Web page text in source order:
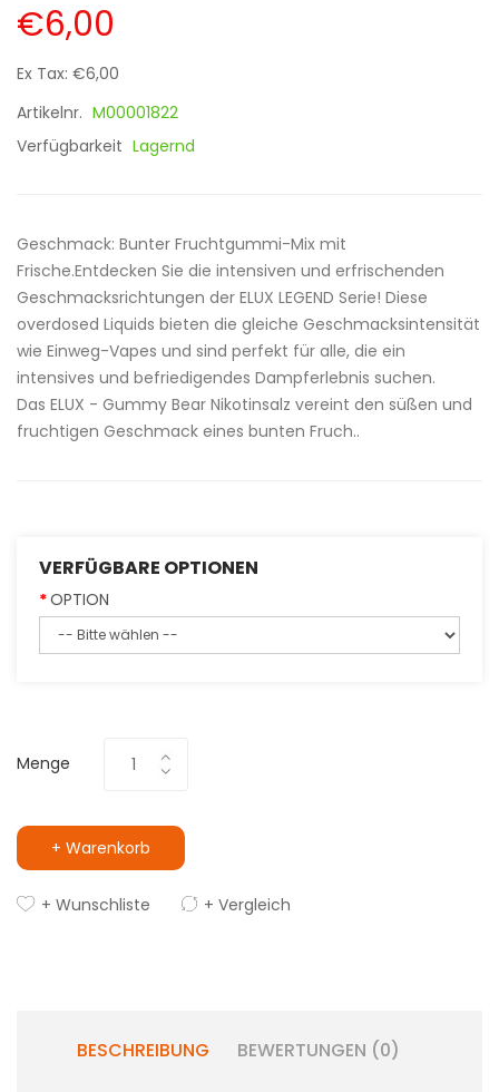
€6,00
Ex Tax: €6,00
Artikelnr. M00001822
Verfügbarkeit Lagernd
Geschmack: Bunter Fruchtgummi-Mix mit
Frische.Entdecken Sie die intensiven und erfrischenden
Geschmacksrichtungen der ELUX LEGEND Serie! Diese
overdosed Liquids bieten die gleiche Geschmacksintensität
wie Einweg-Vapes und sind perfekt für alle, die ein
intensives und befriedigendes Dampferlebnis suchen.
Das ELUX - Gummy Bear Nikotinsalz vereint den süßen und
fruchtigen Geschmack eines bunten Fruch..
VERFÜGBARE OPTIONEN
OPTION
Menge
+ Warenkorb
+ Wunschliste + Vergleich
BESCHREIBUNG BEWERTUNGEN (0)